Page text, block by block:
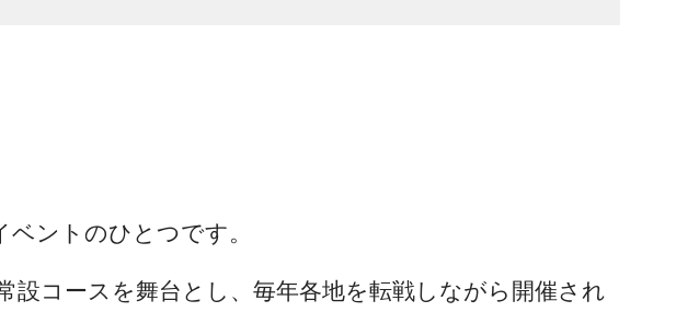
ントのひとつです。
コースを舞台とし、毎年各地を転戦しながら開催され